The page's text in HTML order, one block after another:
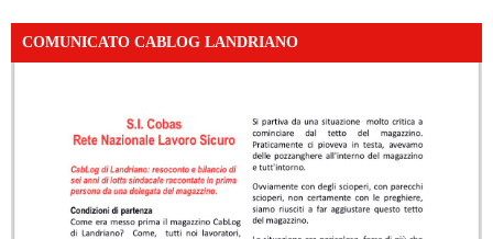
COMUNICATO CABLOG LANDRIANO